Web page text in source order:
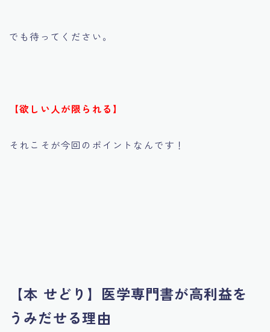
でも待ってください。
【欲しい人が限られる】
それこそが今回のポイントなんです！
【本 せどり】医学専門書が高利益を
うみだせる理由